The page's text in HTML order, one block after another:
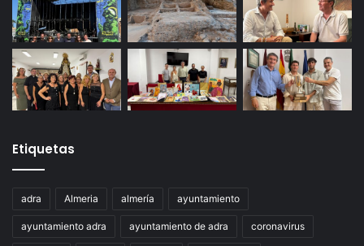
Etiquetas
adra Almeria almería ayuntamiento
ayuntamiento adra ayuntamiento de adra coronavirus